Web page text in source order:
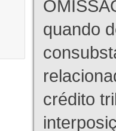
quando
crédito